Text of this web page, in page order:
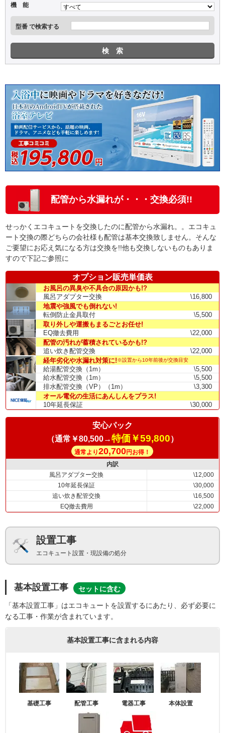
機 能
型番 で検索する
配管から水漏れが・・・交換必須!!
せっかくエコキュートを交換したのに配管から水漏れ。。エコキュ
ート交換の際どちらの会社様も配管は基本交換致しません。そんな
ご要望にお応え気になる方は交換を!!他も交換しないものもありま
すので下記ご参照に
オプション販売単価表
お風呂の異臭や不具合の原因かも!?
風呂アダプター交換
\16,800
地震や強風でも倒れない!
転倒防止金具取付
\5,500
取り外しや運搬もまるごとお任せ!
EQ撤去費用
\22,000
配管の汚れが蓄積されているかも!?
追い炊き配管交換
\22,000
経年劣化や水漏れ対策に!※設置から10年前後が交換目安
給湯配管交換（1m）
\5,500
給水配管交換（1m）
\5,500
排水配管交換（VP）（1m）
\3,300
オール電化の生活にあんしんをプラス!
10年延長保証
\30,000
安心パック
（通常￥80,500→特価￥59,800）
通常より20,700円お得！
内訳
風呂アダプター交換
\12,000
10年延長保証
\30,000
追い炊き配管交換
\16,500
EQ撤去費用
\22,000
設置工事
エコキュート設置・現設備の処分
基本設置工事 セットに含む
「基本設置工事」はエコキュートを設置するにあたり、必ず必要に
なる工事・作業が含まれています。
基本設置工事に含まれる内容
基礎工事 配管工事 電器工事 本体設置